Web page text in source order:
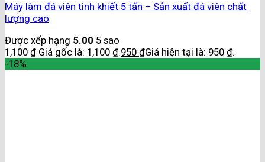
Máy làm đá viên tinh khiết 5 tấn – Sản xuất đá viên chất
lượng cao
Được xếp hạng 5.00 5 sao
1,100₫ Giá gốc là: 1,100 ₫.950 ₫Giá hiện tại là: 950 ₫.
-18%